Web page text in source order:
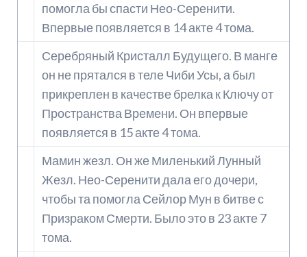
помогла бы спасти Нео-Серенити.
Впервые появляется в 14 акте 4 тома.
Серебряный Кристалл Будущего. В манге
он не прятался в теле Чиби Усы, а был
прикреплен в качестве брелка к Ключу от
Пространства Времени. Он впервые
появляется в 15 акте 4 тома.
Мамин жезл. Он же Миленький Лунный
Жезл. Нео-Серенити дала его дочери,
чтобы та помогла Сейлор Мун в битве с
Призраком Смерти. Было это в 23 акте 7
тома.